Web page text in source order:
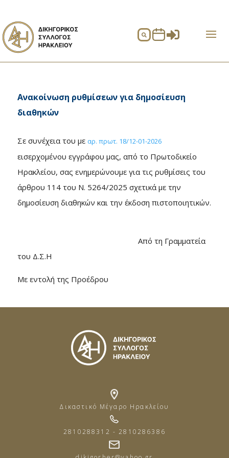
 
Ανακοίνωση ρυθμίσεων για δημοσίευση
διαθηκών
Σε συνέχεια του με αρ. πρωτ. 18/12-01-2026
εισερχομένου εγγράφου μας, από το Πρωτοδικείο
Ηρακλείου, σας ενημερώνουμε για τις ρυθμίσεις του
άρθρου 114 του Ν. 5264/2025 σχετικά με την
δημοσίευση διαθηκών και την έκδοση πιστοποιητικών.
Από τη Γραμματεία
του Δ.Σ.Η
Με εντολή της Προέδρου
Δικαστικό Μέγαρο Ηρακλείου
2810288312 - 2810286386